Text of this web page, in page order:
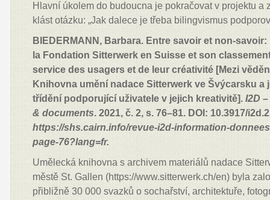
Hlavní úkolem do budoucna je pokračovat v projektu a
klást otázku: „Jak dalece je třeba bilingvismus
BIEDERMANN, Barbara. Entre savoir et non-
la Fondation Sitterwerk en Suisse et son
service des usagers et de leur créativité [Mezi
Knihovna umění nadace Sitterwerk ve Švýcarsku a
třídění podporující uživatele v jejich kreativitě].I2D
& documents. 2021, č. 2, s. 76–81. DOI: 10.3917/
https://shs.cairn.info/revue-i2d-information-
page-76?lang=fr.
Umělecká knihovna s archivem materiálů nadace
městě St. Gallen (https://www.sitterwerk.ch/en) byla
přibližně 30 000 svazků o sochařství, architektuře,